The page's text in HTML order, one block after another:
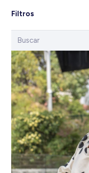
Filtros